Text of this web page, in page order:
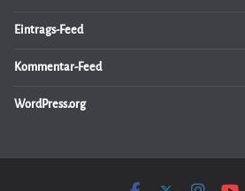
Eintrags-Feed
Kommentar-Feed
WordPress.org